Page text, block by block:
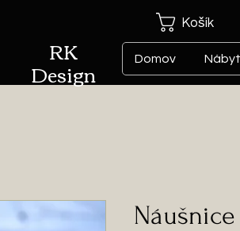
RK
Design
Košík
Domov